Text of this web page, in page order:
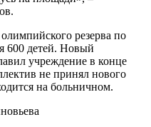
резерва по
600 детей. Новый
учреждение в конце
не принял нового
на больничном.